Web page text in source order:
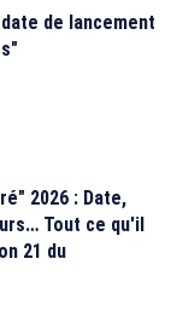
de lancement
2026 : Date,
Tout ce qu'il
21 du